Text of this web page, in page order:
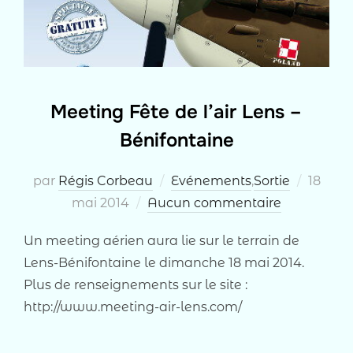
Meeting Fête de l’air Lens –
Bénifontaine
par Régis Corbeau Evénements,Sortie
Publié
18
mai 2014
Aucun commentaire
Un meeting aérien aura lie sur le terrain de
Lens-Bénifontaine le dimanche 18 mai 2014.
Plus de renseignements sur le site :
http://www.meeting-air-lens.com/